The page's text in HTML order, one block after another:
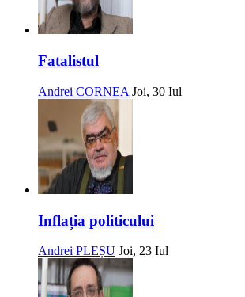
Fatalistul
Andrei CORNEA Joi, 30 Iul
Inflația politicului
Andrei PLEȘU Joi, 23 Iul